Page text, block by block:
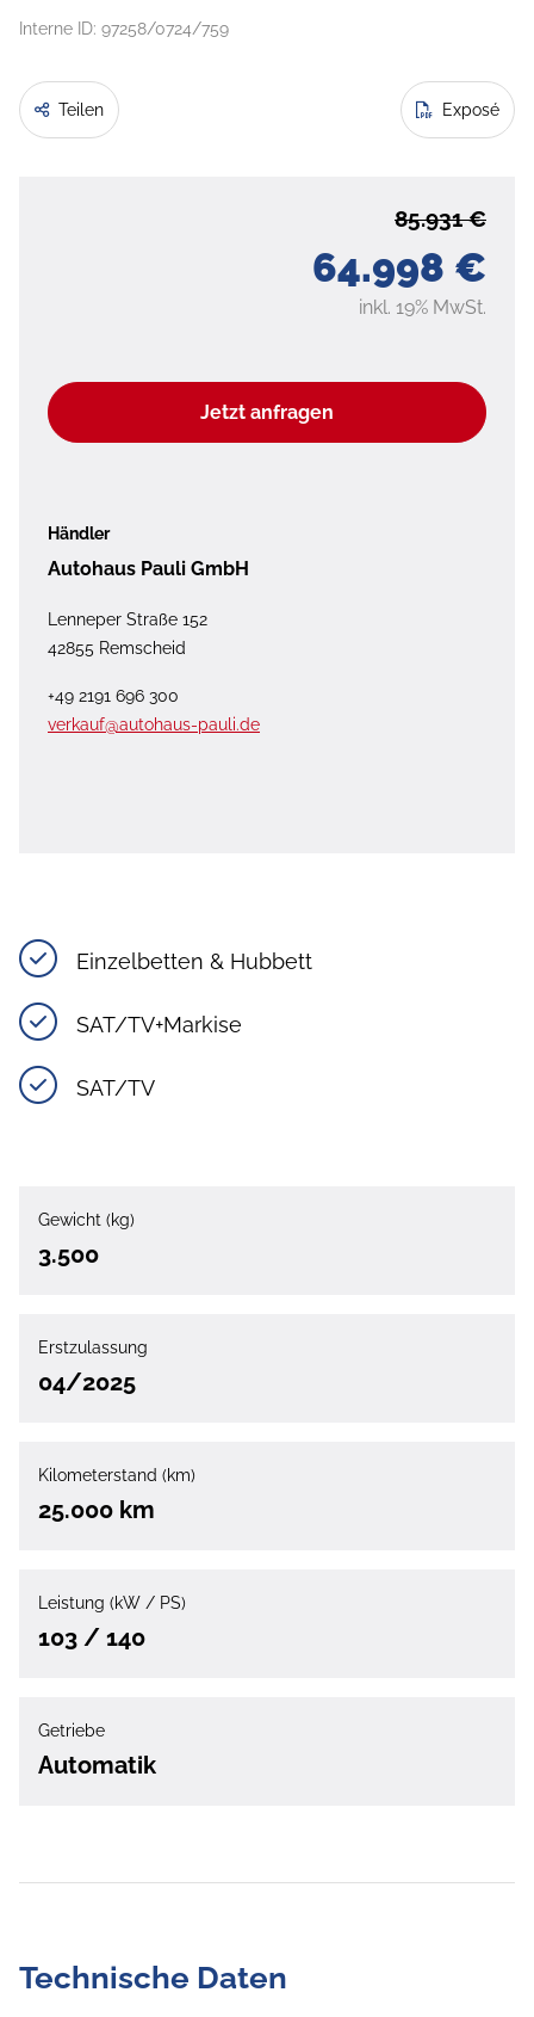
Interne ID: 97258/0724/759
Teilen Exposé
64.998 €
85.931 €
inkl. 19% MwSt.
Jetzt anfragen
Händler
Autohaus Pauli GmbH
Lenneper Straße 152
42855 Remscheid
+49 2191 696 300
verkauf@autohaus-pauli.de
Einzelbetten & Hubbett
SAT/TV+Markise
SAT/TV
Gewicht (kg)
3.500
Erstzulassung
04/2025
Kilometerstand (km)
25.000 km
Leistung (kW / PS)
103 / 140
Getriebe
Automatik
Technische Daten